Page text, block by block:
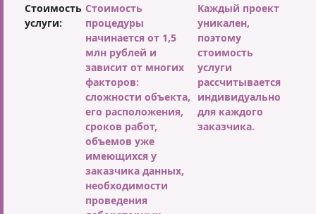
Стоимость
услуги:
Стоимость
процедуры
начинается от 1,5
млн рублей и
зависит от многих
факторов:
сложности объекта,
его расположения,
сроков работ,
объемов уже
имеющихся у
заказчика данных,
необходимости
проведения
Каждый проект
уникален,
поэтому
стоимость
услуги
рассчитывается
индивидуально
для каждого
заказчика.